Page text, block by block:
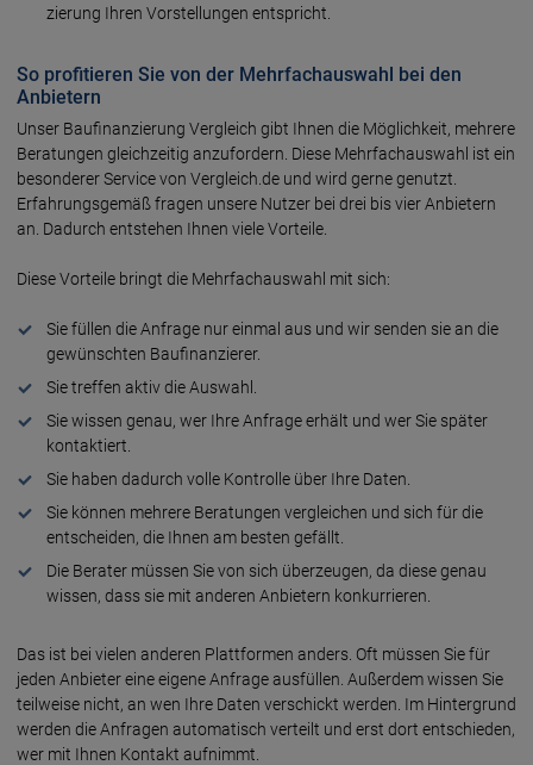
zierung Ihren Vorstellungen entspricht.
So profitieren Sie von der Mehrfachauswahl bei den
Anbietern
Unser Bau­finanzierung Vergleich gibt Ihnen die Möglichkeit, mehrere
Beratungen gleich­zeitig anzufordern. Diese Mehrfach­auswahl ist ein
besonderer Service von Vergleich.de und wird gerne genutzt.
Erfahrungs­gemäß fragen unsere Nutzer bei drei bis vier Anbietern
an. Dadurch entstehen Ihnen viele Vorteile.
Diese Vorteile bringt die Mehrfachauswahl mit sich:
Sie füllen die Anfrage nur einmal aus und wir senden sie an die
gewünschten Bau­finanzierer.
Sie treffen aktiv die Auswahl.
Sie wissen genau, wer Ihre Anfrage erhält und wer Sie später
kontaktiert.
Sie haben dadurch volle Kontrolle über Ihre Daten.
Sie können mehrere Beratungen vergleichen und sich für die
entscheiden, die Ihnen am besten gefällt.
Die Berater müssen Sie von sich überzeugen, da diese genau
wissen, dass sie mit anderen Anbietern konkurrieren.
Das ist bei vielen anderen Plattformen anders. Oft müssen Sie für
jeden Anbieter eine eigene Anfrage ausfüllen. Außerdem wissen Sie
teil­weise nicht, an wen Ihre Daten verschickt werden. Im Hinter­grund
werden die Anfragen automatisch verteilt und erst dort entschieden,
wer mit Ihnen Kontakt aufnimmt.